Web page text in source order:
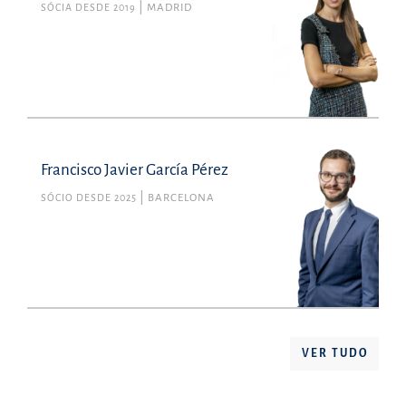
SÓCIA DESDE 2019 MADRID
Francisco Javier García Pérez
SÓCIO DESDE 2025 BARCELONA
VER TUDO